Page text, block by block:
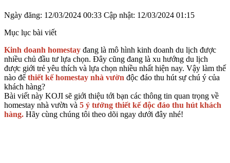
Ngày đăng: 12/03/2024 00:33 Cập nhật: 12/03/2024 01:15
Mục lục bài viết
Kinh doanh homestay đang là mô hình kinh doanh du lịch được
nhiều chủ đầu tư lựa chọn. Đây cũng đang là xu hướng du lịch
được giới trẻ yêu thích và lựa chọn nhiều nhất hiện nay. Vậy làm thế
nào để thiết kế homestay nhà vườn độc đáo thu hút sự chú ý của
khách hàng?
Bài viết này KOJI sẽ giới thiệu tới bạn các thông tin quan trọng về
homestay nhà vườn và 5 ý tưởng thiết kế độc đáo thu hút khách
hàng. Hãy cùng chúng tôi theo dõi ngay dưới đây nhé!